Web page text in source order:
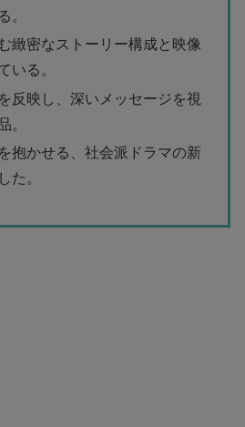
。
緻密なストーリー構成と映像
いる。
反映し、深いメッセージを視
。
抱かせる、社会派ドラマの新
た。